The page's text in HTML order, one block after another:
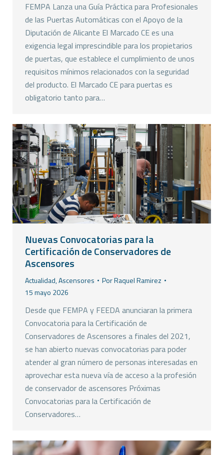
FEMPA Lanza una Guía Práctica para Profesionales
de las Puertas Automáticas con el Apoyo de la
Diputación de Alicante El Marcado CE es una
exigencia legal imprescindible para los propietarios
de puertas, que establece el cumplimiento de unos
requisitos mínimos relacionados con la seguridad
del producto. El Marcado CE para puertas es
obligatorio tanto para…
Nuevas Convocatorias para la
Certificación de Conservadores de
Ascensores
Actualidad,Ascensores PorRaquel Ramirez
15 mayo 2026
Desde que FEMPA y FEEDA anunciaran la primera
Convocatoria para la Certificación de
Conservadores de Ascensores a finales del 2021,
se han abierto nuevas convocatorias para poder
atender al gran número de personas interesadas en
aprovechar esta nueva vía de acceso a la profesión
de conservador de ascensores Próximas
Convocatorias para la Certificación de
Conservadores…